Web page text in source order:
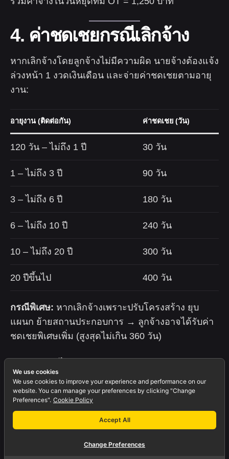
4. ค่าชดเชยกรณีเลิกจ้าง
หากเลิกจ้างโดยลูกจ้างไม่มีความผิด นายจ้างต้องแจ้ง
ล่วงหน้า 1 งวดเงินเดือน และจ่ายค่าชดเชยตามอายุ
งาน:
อายุงาน (ติดต่อกัน) ค่าชดเชย (วัน)
120 วัน – ไม่ถึง 1 ปี 30 วัน
1 – ไม่ถึง 3 ปี 90 วัน
3 – ไม่ถึง 6 ปี 180 วัน
6 – ไม่ถึง 10 ปี 240 วัน
10 – ไม่ถึง 20 ปี 300 วัน
20 ปีขึ้นไป 400 วัน
กรณีพิเศษ: หากเลิกจ้างเพราะปรับโครงสร้าง ยุบ
แผนก ย้ายสถานประกอบการ → ลูกจ้างอาจได้รับค่า
ชดเชยพิเศษเพิ่ม (สูงสุดไม่เกิน 360 วัน)
ล่วงหน้าไม่น้อยกว่า 60 วัน ตามอัตราค่าจ้างสุดท้าย
5. เงื่อนไขการลาออกจาก
งาน
We use cookies
We use cookies to improve your experience and performance on our
website. You can manage your preferences by clicking "Change
Preferences". Cookie Policy
Accept All
Change Preferences